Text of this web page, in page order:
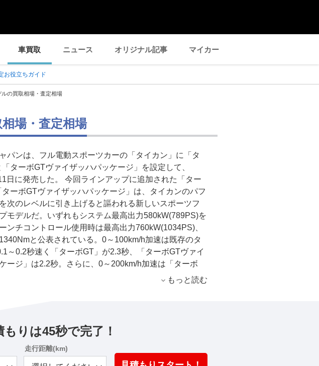
車買取 ニュース オリジナル記事 マイカー
お役立ちガイド
の買取相場・査定相場
場・査定相場
パンは、フル電動スポーツカーの「タイカン」に「タ
ターボGTヴァイザッハパッケージ」を設定して、
日に発売した。 今回ラインアップに追加された「ター
ターボGTヴァイザッハパッケージ」は、タイカンのパフ
次のレベルに引き上げると謳われる新しいスポーツフ
モデルだ。いずれもシステム最高出力580kW(789PS)を
ンチコントロール使用時は最高出力760kW(1034PS)、
と公表されている。0～100km/h加速は既存のタ
～0.2秒速く「ターボGT」が2.3秒、「ターボGTヴァイ
ージ」は2.2秒。さらに、0～200km/h加速は「ターボ
、「ターボGTヴァイザッハパッケージ」は6.4秒で、タ
効率を高めるために半導体材料として炭化ケイ素を使
速比とギアボックスの堅牢性も改善され、ターボGTの
大555km（WLTP）という。 装備面では、Bピラートリ
ラーのアッパーシェル、サイドスカートのインレイなど
もっと読む
りは45秒で完了！
走行距離(km)